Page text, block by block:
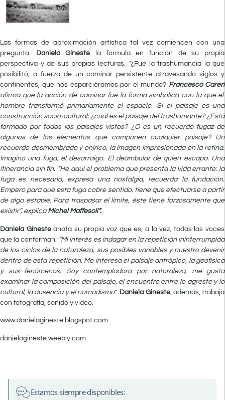
Las formas de aproximación artística tal vez comiencen con una
pregunta.
Daniela Gineste la formula en función de su propia
perspectiva y de sus propias lecturas. “¿Fue la trashumancia la que
posibilitó, a fuerza de un caminar persistente atravesando siglos y
continentes, que nos esparciéramos por el mundo? Francesco Careri
afirma que la acción de caminar fue la forma simbólica con la que el
hombre transformó primariamente el espacio. Si el paisaje es una
construcción socio-cultural: ¿cuál es el paisaje del trashumante? ¿Está
formado por todos los paisajes vistos? ¿O es un recuerdo fugaz de
algunos de los elementos que componen cualquier paisaje? Un
recuerdo desmembrado y onírico, la imagen impresionada en la retina.
Imagino una fuga, el desarraigo. El deambular de quien escapa. Una
itinerancia sin fin. “He aquí el problema que presenta la vida errante: la
fuga es necesaria, expresa una nostalgia, recuerda la fundación.
Empero para que esta fuga cobre sentido, tiene que efectuarse a partir
de algo estable. Para traspasar el límite, éste tiene forzosamente que
existir”, explica Michel Maffesoli”.
Daniela Ginesteanota su propia voz que es, a la vez, todas las voces
que la conforman.
“Mi interés es indagar en la repetición ininterrumpida
de los ciclos de la naturaleza, sus posibles variables y nuestro devenir
dentro de esta repetición. Me interesa el paisaje antrópico, la geofísica
y sus fenómenos. Soy contempladora por naturaleza, me gusta
examinar la composición del paisaje, el encuentro entre lo agreste y lo
cultural, la ausencia y el nomadismo”. Daniela Gineste, además, trabaja
con fotografía, sonido y video.
www.danielagineste.blogspot.com
danielagineste.weebly.com
Estamos siempre disponibles: